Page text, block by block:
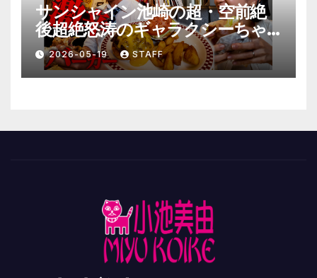
サンシャイン池崎の超・空前絶
後超絶怒涛のギャラクシーちゃ
んねる極
2026-05-19 STAFF